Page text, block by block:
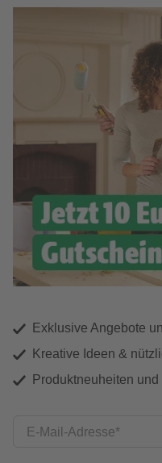
Exklusive Angebote
Kreative Ideen &
Produktneuheiten
E-Mail-Adresse